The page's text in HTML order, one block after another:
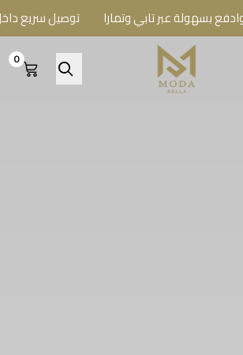
عبر تابي وتمارا توصيل سريع داخل
BELLA BOUTIQUE
0